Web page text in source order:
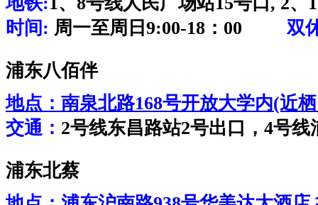
时间: 周一至周日9:00-18：00双
浦东八佰伴
地点： 南泉北路168号开放大学内(近
交通： 2号线东昌路站2号出口，4号
浦东北蔡